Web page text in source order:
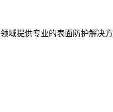
域提供专业的表面防护解决